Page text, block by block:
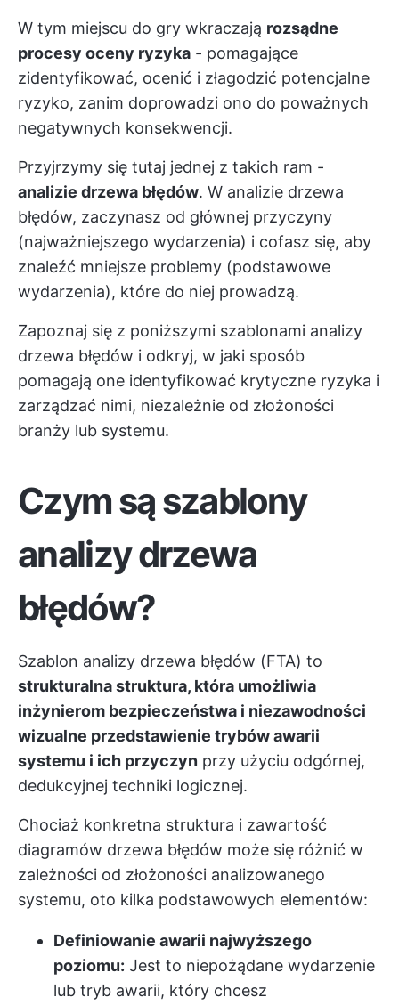
W tym miejscu do gry wkraczają rozsądne
procesy oceny ryzyka - pomagające
zidentyfikować, ocenić i złagodzić potencjalne
ryzyko, zanim doprowadzi ono do poważnych
negatywnych konsekwencji.
Przyjrzymy się tutaj jednej z takich ram -
analizie drzewa błędów. W analizie drzewa
błędów, zaczynasz od głównej przyczyny
(najważniejszego wydarzenia) i cofasz się, aby
znaleźć mniejsze problemy (podstawowe
wydarzenia), które do niej prowadzą.
Zapoznaj się z poniższymi szablonami analizy
drzewa błędów i odkryj, w jaki sposób
pomagają one identyfikować krytyczne ryzyka i
zarządzać nimi, niezależnie od złożoności
branży lub systemu.
Czym są szablony
analizy drzewa
błędów?
Szablon analizy drzewa błędów (FTA) to
strukturalna struktura, która umożliwia
inżynierom bezpieczeństwa i niezawodności
wizualne przedstawienie trybów awarii
systemu i ich przyczyn przy użyciu odgórnej,
dedukcyjnej techniki logicznej.
Chociaż konkretna struktura i zawartość
diagramów drzewa błędów może się różnić w
zależności od złożoności analizowanego
systemu, oto kilka podstawowych elementów:
Definiowanie awarii najwyższego
poziomu: Jest to niepożądane wydarzenie
lub tryb awarii, który chcesz